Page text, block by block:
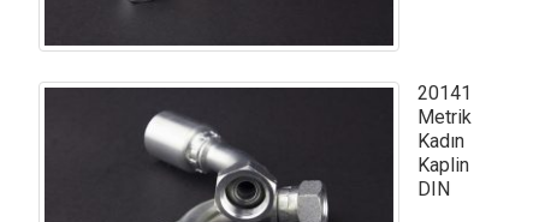
20141
Metrik
Kadın
Kaplin
DIN